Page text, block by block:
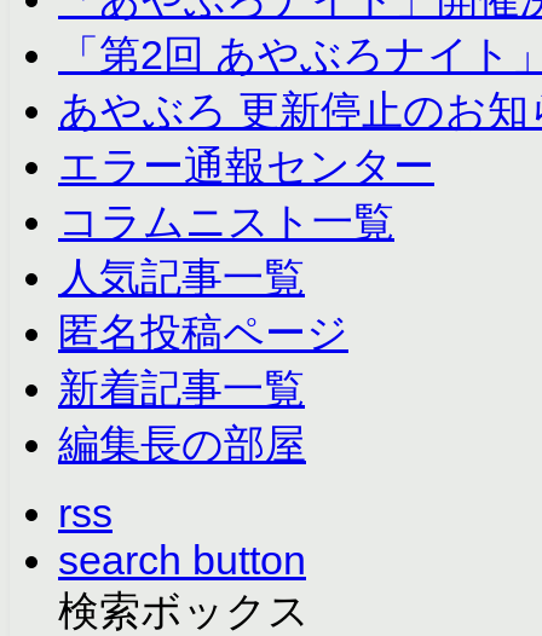
「第2回 あやぶろナイト
あやぶろ 更新停止のお知
エラー通報センター
コラムニスト一覧
人気記事一覧
匿名投稿ページ
新着記事一覧
編集長の部屋
rss
search button
検索ボックス